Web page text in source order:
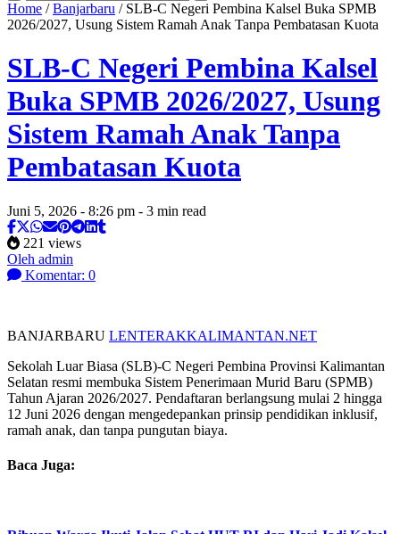
Home /Banjarbaru / SLB-C Negeri Pembina Kalsel Buka SPMB
2026/2027, Usung Sistem Ramah Anak Tanpa Pembatasan Kuota
SLB-C Negeri Pembina Kalsel
Buka SPMB 2026/2027, Usung
Sistem Ramah Anak Tanpa
Pembatasan Kuota
Juni 5, 2026 - 8:26 pm - 3 min read
221 views
Oleh admin
Komentar: 0
BANJARBARU LENTERAKKALIMANTAN.NET
Sekolah Luar Biasa (SLB)-C Negeri Pembina Provinsi Kalimantan
Selatan resmi membuka Sistem Penerimaan Murid Baru (SPMB)
Tahun Ajaran 2026/2027. Pendaftaran berlangsung mulai 2 hingga
12 Juni 2026 dengan mengedepankan prinsip pendidikan inklusif,
ramah anak, dan tanpa pungutan biaya.
Baca Juga: